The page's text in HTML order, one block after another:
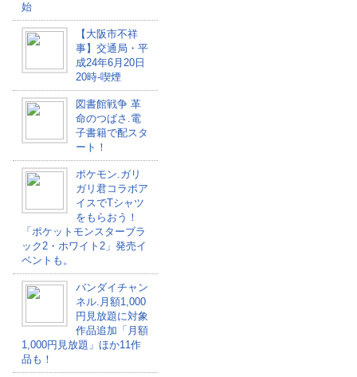
始
【大阪市不祥
事】交通局・平
成24年6月20日
20時-喫煙
図書館戦争 革
命のつばさ.電
子書籍で配スタ
ート！
ポケモン.ガリ
ガリ君コラボア
イスでTシャツ
をもらおう！
「ポケットモンスターブラ
ック2・ホワイト2」発売イ
ベントも。
バンダイチャン
ネル.月額1,000
円見放題に対象
作品追加「月額
1,000円見放題」ほか11作
品も！